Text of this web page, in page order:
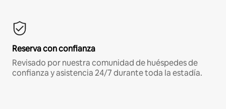
Reserva con confianza
Revisado por nuestra comunidad de huéspedes de
confianza y asistencia 24/7 durante toda la estadía.